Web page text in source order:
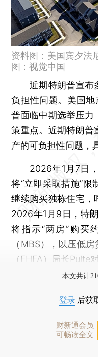
资料图：美国宾夕法
图：视觉中国
近期特朗普宣布
负担性问题。美国地
普面临中期选举压力
策重点。近期特朗普
产的可负担性问题，
2026年1月7日，
将“立即采取措施”
继续购买独栋住宅，
2026年1月9日，特
将指示“两房”购买
（MBS），以压低
（FHFA）局长Pulte
本文共计
登录 后获
财新通会员
可畅读全文